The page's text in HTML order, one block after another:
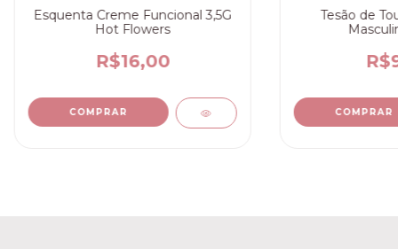
Esquenta Creme Funcional 3,5G
Hot Flowers
R$16,00
Tesão de